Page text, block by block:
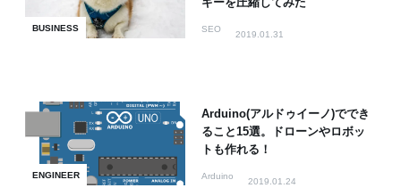
BUSINESS SEO
2019.01.31
ENGINEER
Arduino(アルドゥイーノ)ででき
ること15選。ドローンやロボッ
トも作れる！
Arduino
2019.01.24